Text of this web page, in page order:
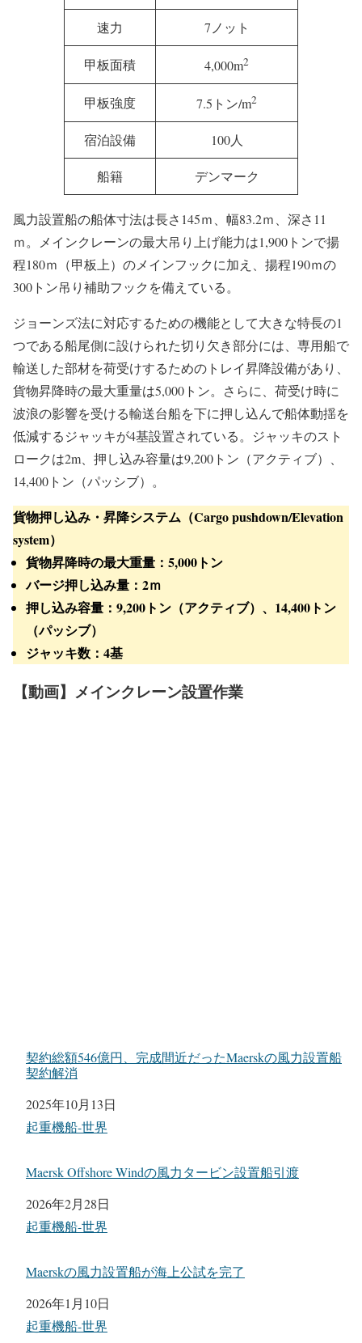
速力 7ノット
甲板面積 4,000m2
甲板強度 7.5トン/m2
宿泊設備 100人
船籍 デンマーク
風力設置船の船体寸法は長さ145ｍ、幅83.2ｍ、深さ11
ｍ。メインクレーンの最大吊り上げ能力は1,900トンで揚
程180ｍ（甲板上）のメインフックに加え、揚程190ｍの
300トン吊り補助フックを備えている。
ジョーンズ法に対応するための機能として大きな特長の1
つである船尾側に設けられた切り欠き部分には、専用船で
輸送した部材を荷受けするためのトレイ昇降設備があり、
貨物昇降時の最大重量は5,000トン。さらに、荷受け時に
波浪の影響を受ける輸送台船を下に押し込んで船体動揺を
低減するジャッキが4基設置されている。ジャッキのスト
ロークは2m、押し込み容量は9,200トン（アクティブ）、
14,400トン（パッシブ）。
貨物押し込み・昇降システム（Cargo pushdown/Elevation
system）
貨物昇降時の最大重量： 5,000トン
バージ押し込み量： 2ｍ
押し込み容量： 9,200トン（アクティブ） 、 14,400トン
（パッシブ）
ジャッキ数： 4基
【動画】メインクレーン設置作業
契約総額546億円、完成間近だったMaerskの風力設置船
契約解消
日付
2025年10月13日
関連理由
起重機船-世界
Maersk Offshore Windの風力タービン設置船引渡
日付
2026年2月28日
関連理由
起重機船-世界
Maerskの風力設置船が海上公試を完了
日付
2026年1月10日
関連理由
起重機船-世界